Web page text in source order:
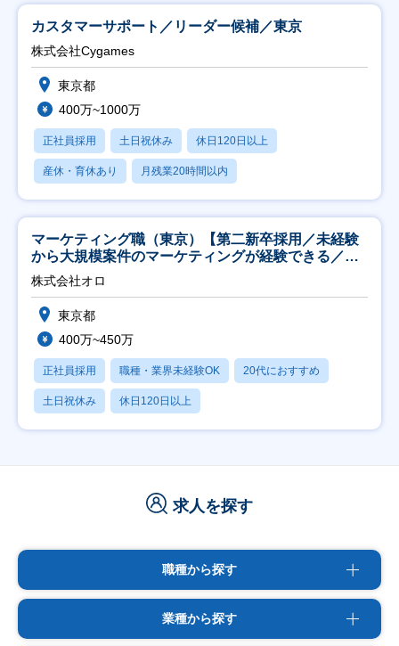
カスタマーサポート／リーダー候補／東京
株式会社Cygames
東京都
400万~1000万
正社員採用 土日祝休み 休日120日以上
産休・育休あり 月残業20時間以内
マーケティング職（東京）【第二新卒採用／未経験
から大規模案件のマーケティングが経験できる／研
修充実】
株式会社オロ
東京都
400万~450万
正社員採用 職種・業界未経験OK 20代におすすめ
土日祝休み 休日120日以上
求人を探す
職種から探す
業種から探す